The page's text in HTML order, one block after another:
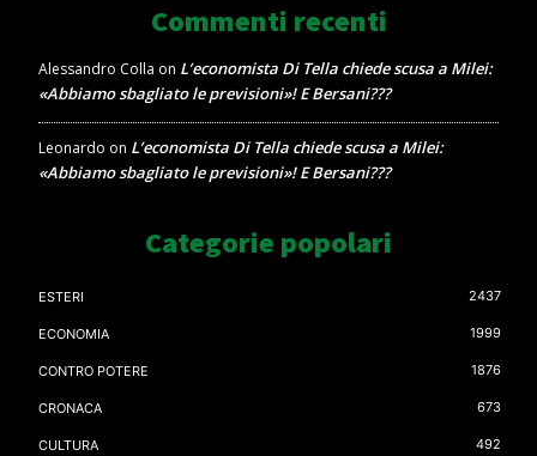
Commenti recenti
Alessandro Colla on L’economista Di Tella chiede scusa a Milei:
«Abbiamo sbagliato le previsioni»! E Bersani???
Leonardo on L’economista Di Tella chiede scusa a Milei:
«Abbiamo sbagliato le previsioni»! E Bersani???
Categorie popolari
ESTERI 2437
ECONOMIA 1999
CONTRO POTERE 1876
CRONACA 673
CULTURA 492